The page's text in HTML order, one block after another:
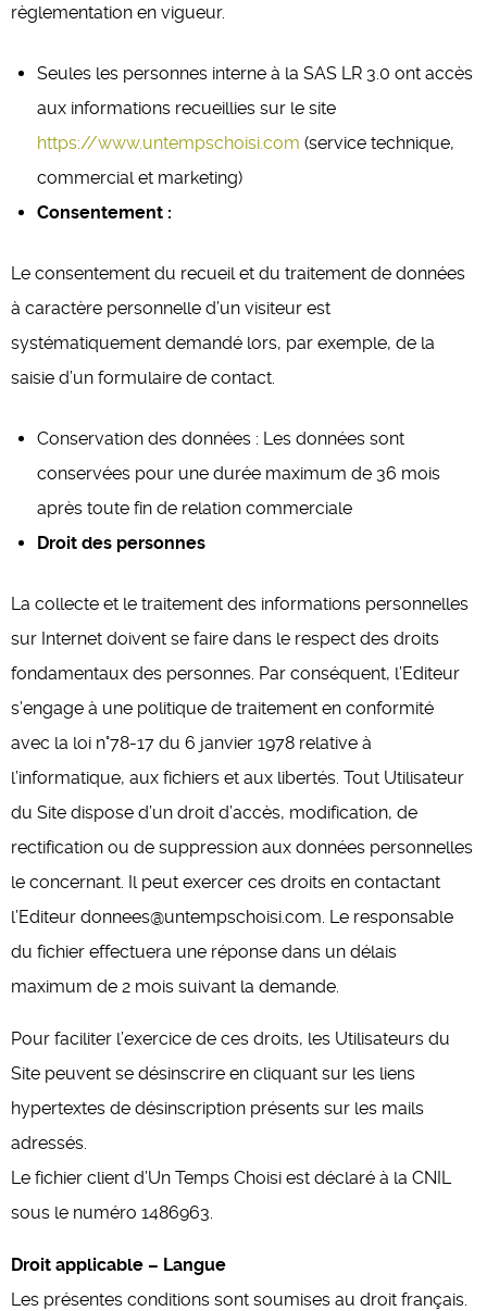
règlementation en vigueur.
Seules les personnes interne à la SAS LR 3.0 ont accès
aux informations recueillies sur le site
https://www.untempschoisi.com (service technique,
commercial et marketing)
Consentement :
Le consentement du recueil et du traitement de données
à caractère personnelle d’un visiteur est
systématiquement demandé lors, par exemple, de la
saisie d’un formulaire de contact.
Conservation des données : Les données sont
conservées pour une durée maximum de 36 mois
après toute fin de relation commerciale
Droit des personnes
La collecte et le traitement des informations personnelles
sur Internet doivent se faire dans le respect des droits
fondamentaux des personnes. Par conséquent, l’Editeur
s’engage à une politique de traitement en conformité
avec la loi n°78-17 du 6 janvier 1978 relative à
l’informatique, aux fichiers et aux libertés. Tout Utilisateur
du Site dispose d’un droit d’accès, modification, de
rectification ou de suppression aux données personnelles
le concernant. Il peut exercer ces droits en contactant
l’Editeur donnees@untempschoisi.com. Le responsable
du fichier effectuera une réponse dans un délais
maximum de 2 mois suivant la demande.
Pour faciliter l’exercice de ces droits, les Utilisateurs du
Site peuvent se désinscrire en cliquant sur les liens
hypertextes de désinscription présents sur les mails
adressés.
Le fichier client d’Un Temps Choisi est déclaré à la CNIL
sous le numéro 1486963.
Droit applicable – Langue
Les présentes conditions sont soumises au droit français.